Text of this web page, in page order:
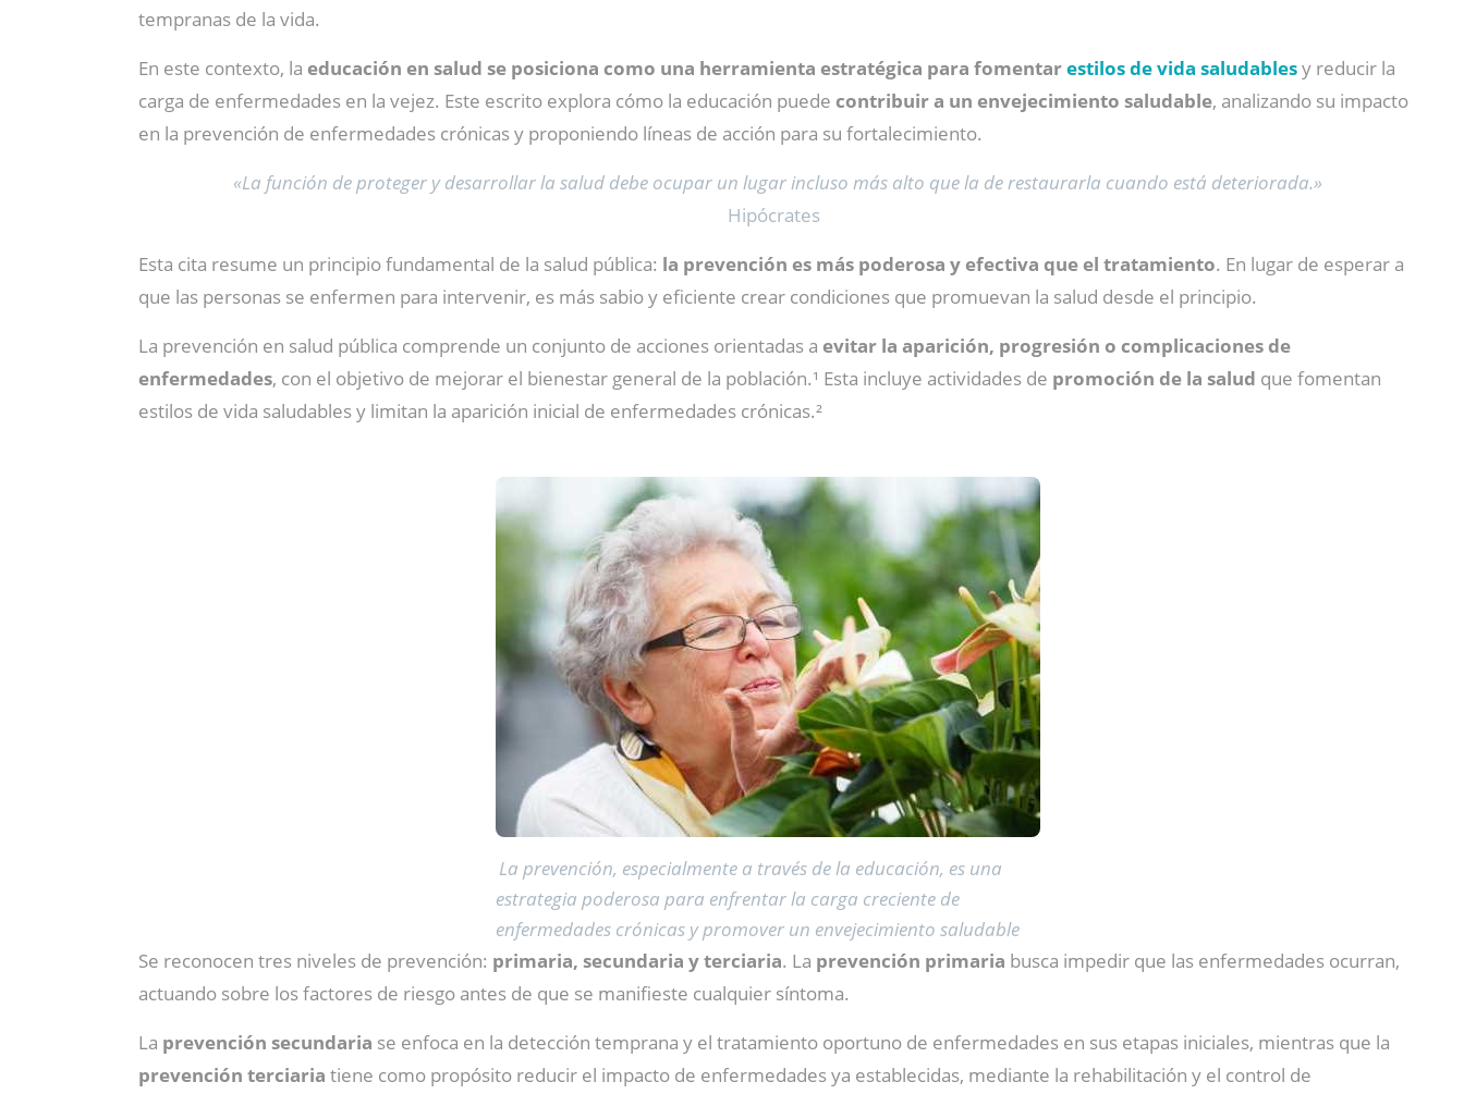
tempranas de la vida.
En este contexto, la educación en salud se posiciona como una herramienta estratégica para fomentarestilos de vida saludablesy reducir la
carga de enfermedades en la vejez. Este escrito explora cómo la educación puede contribuir a un envejecimiento saludable, analizando su impacto
en la prevención de enfermedades crónicas y proponiendo líneas de acción para su fortalecimiento.
«La función de proteger y desarrollar la salud debe ocupar un lugar incluso más alto que la de restaurarla cuando está deteriorada.»
Hipócrates
Esta cita resume un principio fundamental de la salud pública: la prevención es más poderosa y efectiva que el tratamiento. En lugar de esperar a
que las personas se enfermen para intervenir, es más sabio y eficiente crear condiciones que promuevan la salud desde el principio.
La prevención en salud pública comprende un conjunto de acciones orientadas a evitar la aparición, progresión o complicaciones de
enfermedades, con el objetivo de mejorar el bienestar general de la población.¹ Esta incluye actividades de promoción de la salud que fomentan
estilos de vida saludables y limitan la aparición inicial de enfermedades crónicas.²
La prevención, especialmente a través de la educación, es una
estrategia poderosa para enfrentar la carga creciente de
enfermedades crónicas y promover un envejecimiento saludable
Se reconocen tres niveles de prevención: primaria, secundaria y terciaria. La prevención primaria busca impedir que las enfermedades ocurran,
actuando sobre los factores de riesgo antes de que se manifieste cualquier síntoma.
La prevención secundaria se enfoca en la detección temprana y el tratamiento oportuno de enfermedades en sus etapas iniciales, mientras que la
prevención terciaria tiene como propósito reducir el impacto de enfermedades ya establecidas, mediante la rehabilitación y el control de